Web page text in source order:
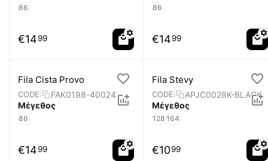
86
€1499
86
€1499
Fila Cista Provo
CODE:
FAK0198-40024
Μέγεθος
86
€1499
Fila Stevy
CODE:
APJC0028K-BLACK
Μέγεθος
128 164
€1099